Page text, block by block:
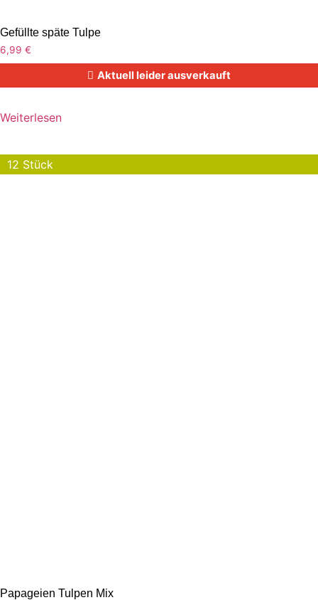
Gefüllte späte Tulpe
6,99 €
Aktuell leider ausverkauft
Weiterlesen
12 Stück
Papageien Tulpen Mix